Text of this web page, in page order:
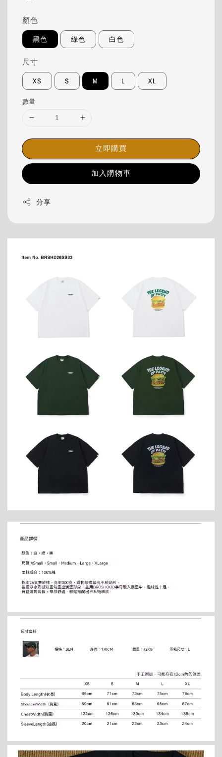
顏色
黑色 綠色 白色
尺寸
XS S M L XL
數量
立即購買
加入購物車
分享